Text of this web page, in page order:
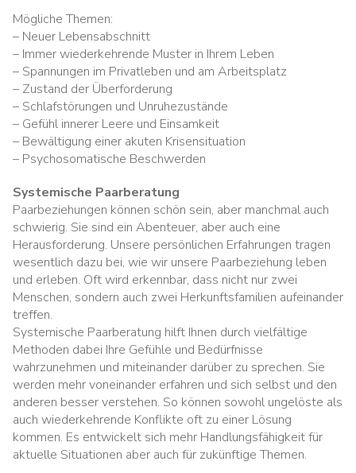
Mögliche Themen:
– Neuer Lebensabschnitt
– Immer wiederkehrende Muster in Ihrem Leben
– Spannungen im Privatleben und am Arbeitsplatz
– Zustand der Überforderung
– Schlafstörungen und Unruhezustände
– Gefühl innerer Leere und Einsamkeit
– Bewältigung einer akuten Krisensituation
– Psychosomatische Beschwerden
Systemische Paarberatung
Paarbeziehungen können schön sein, aber manchmal auch
schwierig. Sie sind ein Abenteuer, aber auch eine
Herausforderung. Unsere persönlichen Erfahrungen tragen
wesentlich dazu bei, wie wir unsere Paarbeziehung leben
und erleben. Oft wird erkennbar, dass nicht nur zwei
Menschen, sondern auch zwei Herkunftsfamilien aufeinander
treffen.
Systemische Paarberatung hilft Ihnen durch vielfältige
Methoden dabei Ihre Gefühle und Bedürfnisse
wahrzunehmen und miteinander darüber zu sprechen. Sie
werden mehr voneinander erfahren und sich selbst und den
anderen besser verstehen. So können sowohl ungelöste als
auch wiederkehrende Konflikte oft zu einer Lösung
kommen. Es entwickelt sich mehr Handlungsfähigkeit für
aktuelle Situationen aber auch für zukünftige Themen.